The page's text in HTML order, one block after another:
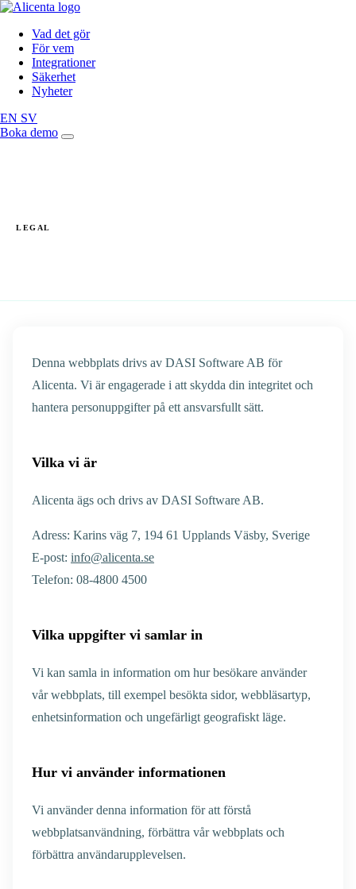
Vad det gör
För vem
Integrationer
Säkerhet
Nyheter
EN SV
Boka demo
LEGAL
Denna webbplats drivs av DASI Software AB för
Alicenta. Vi är engagerade i att skydda din integritet och
hantera personuppgifter på ett ansvarsfullt sätt.
Vilka vi är
Alicenta ägs och drivs av DASI Software AB.
Adress: Karins väg 7, 194 61 Upplands Väsby, Sverige
E-post: info@alicenta.se
Telefon: 08-4800 4500
Vilka uppgifter vi samlar in
Vi kan samla in information om hur besökare använder
vår webbplats, till exempel besökta sidor, webbläsartyp,
enhetsinformation och ungefärligt geografiskt läge.
Hur vi använder informationen
Vi använder denna information för att förstå
webbplatsanvändning, förbättra vår webbplats och
förbättra användarupplevelsen.